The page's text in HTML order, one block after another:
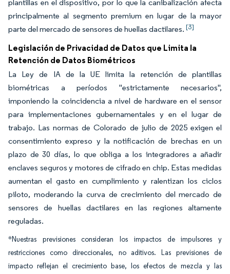
plantillas en el dispositivo, por lo que la canibalización afecta
principalmente al segmento premium en lugar de la mayor
parte del mercado de sensores de huellas dactilares. [3]
Legislación de Privacidad de Datos que Limita la
Retención de Datos Biométricos
La Ley de IA de la UE limita la retención de plantillas
biométricas a períodos "estrictamente necesarios",
imponiendo la coincidencia a nivel de hardware en el sensor
para implementaciones gubernamentales y en el lugar de
trabajo. Las normas de Colorado de julio de 2025 exigen el
consentimiento expreso y la notificación de brechas en un
plazo de 30 días, lo que obliga a los integradores a añadir
enclaves seguros y motores de cifrado en chip. Estas medidas
aumentan el gasto en cumplimiento y ralentizan los ciclos
piloto, moderando la curva de crecimiento del mercado de
sensores de huellas dactilares en las regiones altamente
reguladas.
*Nuestras previsiones consideran los impactos de impulsores y
restricciones como direccionales, no aditivos. Las previsiones de
impacto reflejan el crecimiento base, los efectos de mezcla y las